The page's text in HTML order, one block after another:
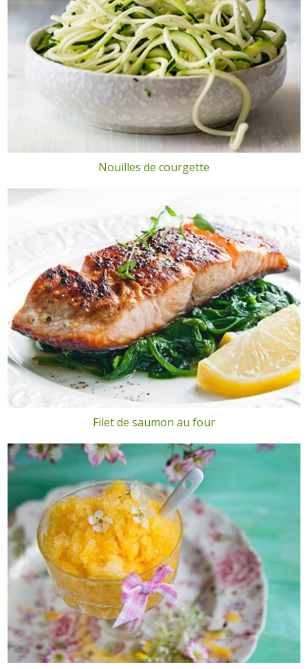
Nouilles de courgette
Filet de saumon au four